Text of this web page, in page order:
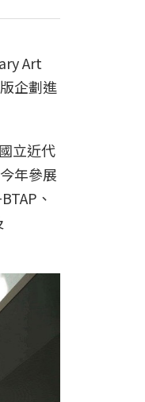
Art
企劃進
立近代
年參展
、